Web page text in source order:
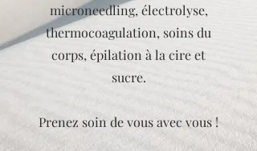
microneedling, électrolyse,
thermocoagulation, soins du
corps, épilation à la cire et
sucre.
Prenez soin de vous avec vous !